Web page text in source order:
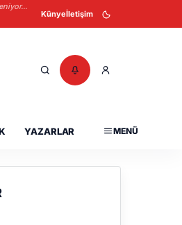
Künyeİletişim
YAZARLAR MENÜ